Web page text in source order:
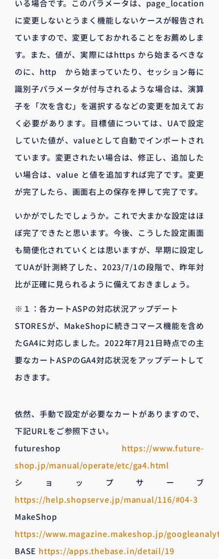
いる場合です。このパラメータは、page_location
に変更しないとうまく機能しないケースが報告され
ていますので、変更しておかれることをお薦めしま
す。また、値が、実際にはhttps から始まるべきな
のに、http から始まっていたり、セッション毎に
識別子パラメータが付与されるような場合は、演算
子を「次を含む」を選択するなどの変更を加えてお
く必要があります。目標値については、UAで設定
していた値が、valueとして自動でインポートされ
ています。変更されたい場合は、修正し、追加した
い場合は、value と値を追加すれば完了です。変更
が完了したら、画面右上の保存を押して完了です。
いかがでしたでしょうか。これで大まかな設定はほ
ぼ完了できたと思います。今後、こうした設定画面
も簡便化されていくとは思いますが、早期に設定し
てUAが計測終了した、2023/7/1の段階で、昨年対
比が正確に見られるように備えておきましょう。
※１：各カートASPの対応状況アップデート
STORESが、MakeShopに続きコマース機能を含め
たGA4に対応しました。2022年7月21日時点での主
要なカートASPのGA4対応状況をアップデートして
おきます。
依然、手動で設定が必要なカートがありますので、
下記URLをご参照下さい。
futureshop https://www.future-
shop.jp/manual/operate/etc/ga4.html
ショップサーブ
https://help.shopserve.jp/manual/116/#04-3
MakeShop
https://www.magazine.makeshop.jp/
BASE https://apps.thebase.in/detail/19